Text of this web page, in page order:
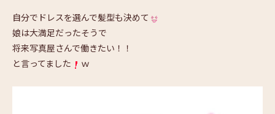
自分でドレスを選んで髪型も決めて
娘は大満足だったそうで
将来写真屋さんで働きたい！！
と言ってました
ｗ